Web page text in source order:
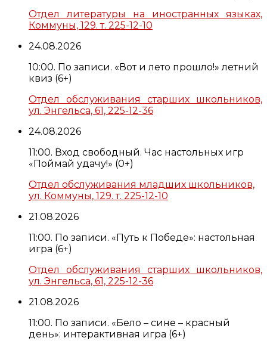
Отдел литературы на иностранных языках,
Коммуны, 129. т. 225-12-10
24.08.2026
10:00. По записи. «Вот и лето прошло!» летний
квиз (6+)
Отдел обслуживания старших школьников,
ул. Энгельса, 61, 225-12-36
24.08.2026
11:00. Вход свободный. Час настольных игр
«Поймай удачу!» (0+)
Отдел обслуживания младших школьников,
ул. Коммуны, 129. т. 225-12-10
21.08.2026
11:00. По записи. «Путь к Победе»: настольная
игра (6+)
Отдел обслуживания старших школьников,
ул. Энгельса, 61, 225-12-36
21.08.2026
11:00. По записи. «Бело – сине – красный
день»: интерактивная игра (6+)